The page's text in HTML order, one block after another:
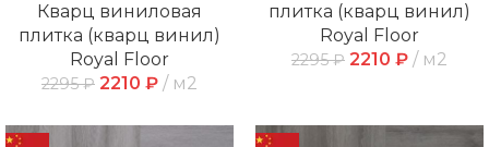
Кварц виниловая
плитка (кварц винил)
Royal Floor
2295₽ 2210 ₽ м2
плитка (кварц винил)
Royal Floor
2295₽ 2210 ₽ м2